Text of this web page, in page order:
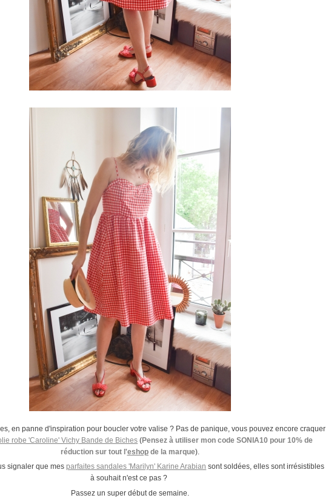
en panne d'inspiration pour boucler votre valise ? Pas de panique, vous pouvez encore craquer
robe 'Caroline' Vichy Bande de Biches (Pensez à utiliser mon code SONIA10 pour 10% de
réduction sur tout l'eshopde la marque).
signaler que mesparfaites sandales 'Marilyn' Karine Arabian sont soldées, elles sont irrésistibles
à souhait n'est ce pas ?
Passez un super début de semaine.